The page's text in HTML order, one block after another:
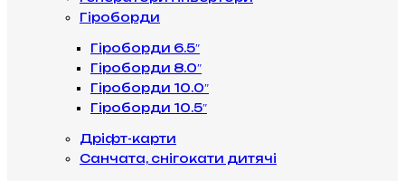
Гіроборди
Гіроборди 6.5″
Гіроборди 8.0″
Гіроборди 10.0″
Гіроборди 10.5″
Дріфт-карти
Санчата, снігокати дитячі